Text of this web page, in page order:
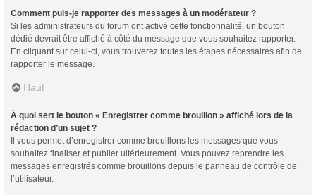
Comment puis-je rapporter des messages à un modérateur ?
Si les administrateurs du forum ont activé cette fonctionnalité, un bouton
dédié devrait être affiché à côté du message que vous souhaitez rapporter.
En cliquant sur celui-ci, vous trouverez toutes les étapes nécessaires afin de
rapporter le message.
Haut
À quoi sert le bouton « Enregistrer comme brouillon » affiché lors de la
rédaction d’un sujet ?
Il vous permet d’enregistrer comme brouillons les messages que vous
souhaitez finaliser et publier ultérieurement. Vous pouvez reprendre les
messages enregistrés comme brouillons depuis le panneau de contrôle de
l’utilisateur.